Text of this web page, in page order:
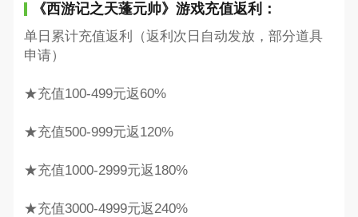
《西游记之天蓬元帅》游戏充值返利：
单日累计充值返利（返利次日自动发放，部分道具
申请）
★充值100-499元返60%
★充值500-999元返120%
★充值1000-2999元返180%
★充值3000-4999元返240%